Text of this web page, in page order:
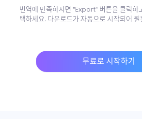
번역에 만족하시면 "Export" 버튼을 클릭하
택하세요. 다운로드가 자동으로 시작되어
무료로 시작하기